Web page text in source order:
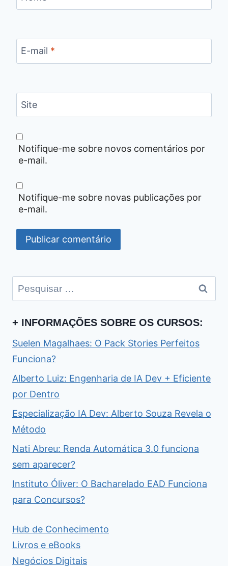
E-mail *
Site
Notifique-me sobre novos comentários por
e-mail.
Notifique-me sobre novas publicações por
e-mail.
Pesquisar
por:
+ INFORMAÇÕES SOBRE OS CURSOS:
Suelen Magalhaes: O Pack Stories Perfeitos
Funciona?
Alberto Luiz: Engenharia de IA Dev + Eficiente
por Dentro
Especialização IA Dev: Alberto Souza Revela o
Método
Nati Abreu: Renda Automática 3.0 funciona
sem aparecer?
Instituto Óliver: O Bacharelado EAD Funciona
para Concursos?
Hub de Conhecimento
Livros e eBooks
Negócios Digitais